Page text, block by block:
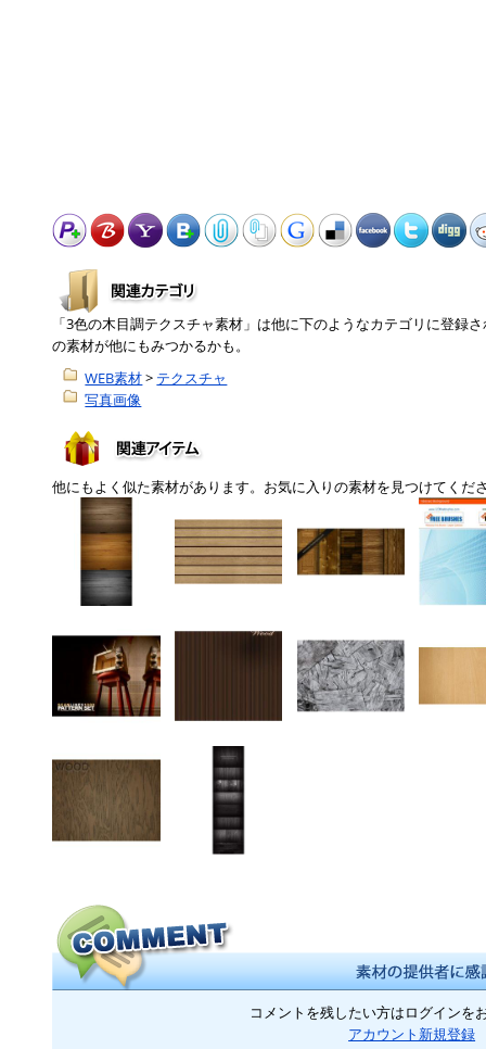
「3色の木目調テクスチャ素材」は他に下のようなカテゴリに登録
の素材が他にもみつかるかも。
WEB素材> テクスチャ
写真画像
他にもよく似た素材があります。お気に入りの素材を見つけてくだ
コメントを残したい方はログインを
アカウント新規登録